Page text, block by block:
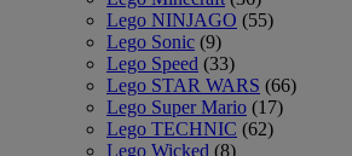
Lego NINJAGO (55)
Lego Sonic (9)
Lego Speed (33)
Lego STAR WARS (66)
Lego Super Mario (17)
Lego TECHNIC (62)
Lego Wicked (8)